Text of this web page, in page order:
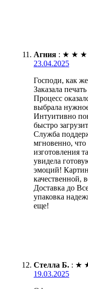
Агния : ★ ★ ★
23.04.2025
Господи, как же
Заказала
Процесс
выбрала
Интуитивно
быстро
Служба
мгновенно,
изготовления
увидела
эмоций!
качественной,
Доставка до
упаковка
еще!
Стелла Б. : ★
19.03.2025